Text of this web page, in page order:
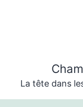
La tête dans